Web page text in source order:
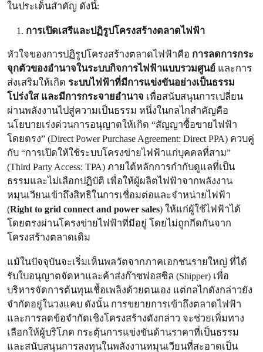
ในประเด็นสำคัญ ดังนี้:
การเปิดเสรีและปฏิรูปโครงสร้างตลาดไฟฟ้า
หัวใจของการปฏิรูปโครงสร้างตลาดไฟฟ้าคือ การลดการกระ
จุกตัวของอำนาจในระบบกิจการไฟฟ้าแบบรวมศูนย์ และการ
ส่งเสริมให้เกิด ระบบไฟฟ้าที่มีการแข่งขันอย่างเป็นธรรม
โปร่งใส และมีการกระจายอำนาจ เพื่อสนับสนุนการเปลี่ยน
ผ่านพลังงานไปสู่ความเป็นธรรม หนึ่งในกลไกสำคัญคือ
นโยบายเร่งด่วนการอนุญาตให้เกิด “สัญญาซื้อขายไฟฟ้า
โดยตรง” (Direct Power Purchase Agreement: Direct PPA) ควบคู่
กับ “การเปิดให้ใช้ระบบโครงข่ายไฟฟ้าแก่บุคคลที่สาม”
(Third Party Access: TPA) ภายใต้หลักการกำกับดูแลที่เป็น
ธรรมและไม่เลือกปฏิบัติ เพื่อให้ผู้ผลิตไฟฟ้าจากพลังงาน
หมุนเวียนเข้าถึงสิทธิในการเชื่อมต่อและจำหน่ายไฟฟ้า
(Right to grid connect and power sales) ให้แก่ผู้ใช้ไฟฟ้าได้
โดยตรงผ่านโครงข่ายไฟฟ้าที่มีอยู่ โดยไม่ถูกกีดกันจาก
โครงสร้างตลาดเดิม
แม้ในปัจจุบันจะเริ่มเห็นพลวัตจากภาคเอกชนรายใหญ่ ที่ได้
รับใบอนุญาตจัดหาและค้าส่งก๊าซฟอสซิล (Shipper) เพื่อ
บริหารจัดการต้นทุนเชื้อเพลิงด้วยตนเอง แต่กลไกดังกล่าวยัง
จำกัดอยู่ในวงแคบ ดังนั้น การขยายการเข้าถึงตลาดไฟฟ้า
และการลดข้อจำกัดเชิงโครงสร้างดังกล่าว จะช่วยเพิ่มทาง
เลือกให้ผู้บริโภค กระตุ้นการแข่งขันด้านราคาที่เป็นธรรม
และสนับสนุนการลงทุนในพลังงานหมุนเวียนที่สะอาดเป็น